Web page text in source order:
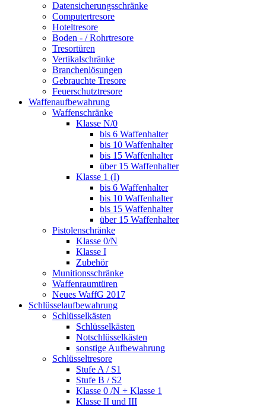
Datensicherungsschränke
Computertresore
Hoteltresore
Boden - / Rohrtresore
Tresortüren
Vertikalschränke
Branchenlösungen
Gebrauchte Tresore
Feuerschutztresore
Waffenaufbewahrung
Waffenschränke
Klasse N/0
bis 6 Waffenhalter
bis 10 Waffenhalter
bis 15 Waffenhalter
über 15 Waffenhalter
Klasse 1 (I)
bis 6 Waffenhalter
bis 10 Waffenhalter
bis 15 Waffenhalter
über 15 Waffenhalter
Pistolenschränke
Klasse 0/N
Klasse I
Zubehör
Munitionsschränke
Waffenraumtüren
Neues WaffG 2017
Schlüsselaufbewahrung
Schlüsselkästen
Schlüsselkästen
Notschlüsselkästen
sonstige Aufbewahrung
Schlüsseltresore
Stufe A / S1
Stufe B / S2
Klasse 0 /N + Klasse 1
Klasse II und III